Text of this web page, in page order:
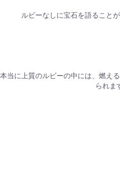
ルビーなしに宝石を語ること
本当に上質のルビーの中には、燃え
られま